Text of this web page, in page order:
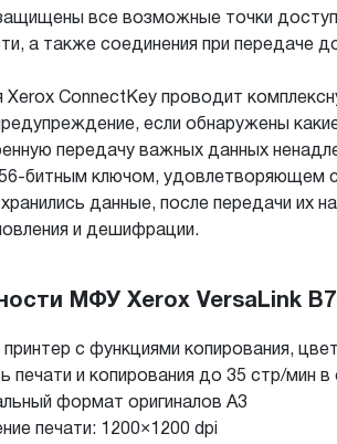
все возможные точки
а также соединения при передаче
Xerox ConnectKey проводит
если обнаружены
передачу важных данных
битным ключом, удовлетворяющем
данные, после передачи их
и дешифрации.
МФУ Xerox VersaLink
с функциями копирования,
печати и копирования до 35 стр/мин
формат оригиналов А3
печати: 1200×1200 dpi